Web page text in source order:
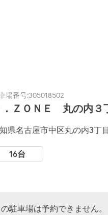
場番号:305018502
．ＺＯＮＥ 丸の内３
県名古屋市中区丸の内3丁
16台
駐車場は予約できません。